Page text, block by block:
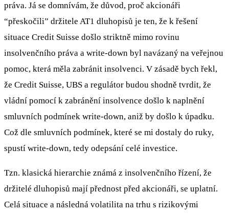
práva. Já se domnívám, že důvod, proč akcionáři
“přeskočili” držitele AT1 dluhopisů je ten, že k řešení
situace Credit Suisse došlo striktně mimo rovinu
insolvenčního práva a write-down byl navázaný na veřejnou
pomoc, která měla zabránit insolvenci. V zásadě bych řekl,
že Credit Suisse, UBS a regulátor budou shodně tvrdit, že
vládní pomocí k zabránění insolvence došlo k naplnění
smluvních podmínek write-down, aniž by došlo k úpadku.
Což dle smluvních podmínek, které se mi dostaly do ruky,
spustí write-down, tedy odepsání celé investice.
Tzn. klasická hierarchie známá z insolvenčního řízení, že
držitelé dluhopisů mají přednost před akcionáři, se uplatní.
Celá situace a následná volatilita na trhu s rizikovými